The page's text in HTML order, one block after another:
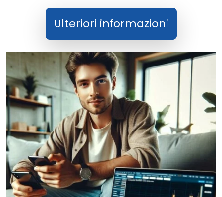
Ulteriori informazioni